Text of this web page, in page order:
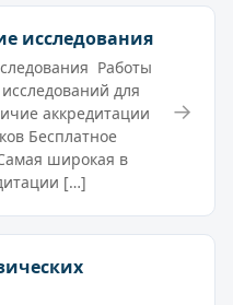
исследования
Работы
для
аккредитации
Бесплатное
широкая в
[…]
→